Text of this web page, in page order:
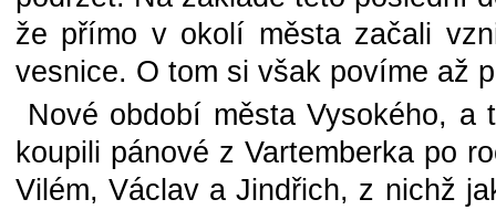
že přímo v okolí města začali
vesnice. O tom si však povíme až
Nové období města Vysokého,
koupili pánové z Vartemberka po
Vilém, Václav a Jindřich, z nichž